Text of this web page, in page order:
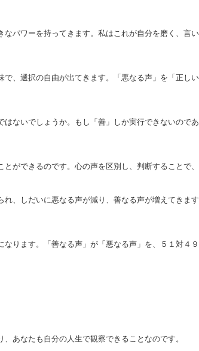
パワーを持ってきます。私はこれが自分を磨く、言
選択の自由が出てきます。「悪なる声」を「正し
ないでしょうか。もし「善」しか実行できないので
できるのです。心の声を区別し、判断することで
、しだいに悪なる声が減り、善なる声が増えてきま
ます。「善なる声」が「悪なる声」を、５１対４
あなたも自分の人生で観察できることなのです。